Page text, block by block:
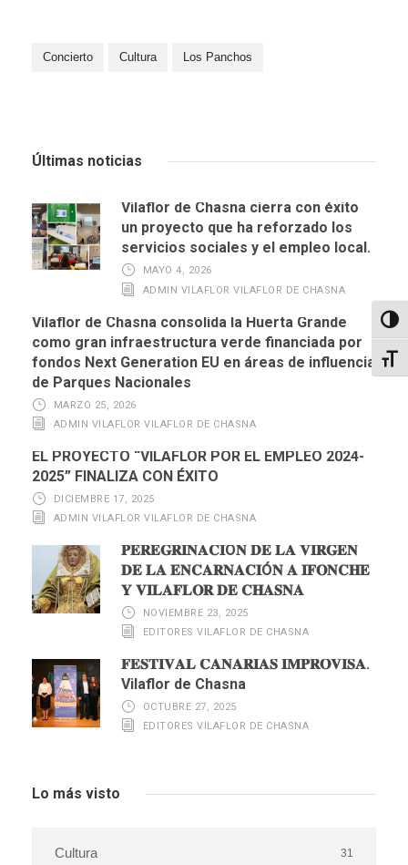
Concierto Cultura Los Panchos
Últimas noticias
Vilaflor de Chasna cierra con éxito
un proyecto que ha reforzado los
servicios sociales y el empleo local.
MAYO 4, 2026
ADMIN VILAFLOR VILAFLOR DE CHASNA
Vilaflor de Chasna consolida la Huerta Grande
como gran infraestructura verde financiada por
fondos Next Generation EU en áreas de influencia
de Parques Nacionales
MARZO 25, 2026
ADMIN VILAFLOR VILAFLOR DE CHASNA
EL PROYECTO “VILAFLOR POR EL EMPLEO 2024-
2025” FINALIZA CON ÉXITO
DICIEMBRE 17, 2025
ADMIN VILAFLOR VILAFLOR DE CHASNA
𝐏𝐄𝐑𝐄𝐆𝐑𝐈𝐍𝐀𝐂𝐈Ó𝐍 𝐃𝐄 𝐋𝐀 𝐕𝐈𝐑𝐆𝐄𝐍
𝐃𝐄 𝐋𝐀 𝐄𝐍𝐂𝐀𝐑𝐍𝐀𝐂𝐈Ó𝐍 𝐀 𝐈𝐅𝐎𝐍𝐂𝐇𝐄
𝐘 𝐕𝐈𝐋𝐀𝐅𝐋𝐎𝐑 𝐃𝐄 𝐂𝐇𝐀𝐒𝐍𝐀
NOVIEMBRE 23, 2025
EDITORES VILAFLOR DE CHASNA
𝐅𝐄𝐒𝐓𝐈𝐕𝐀𝐋 𝐂𝐀𝐍𝐀𝐑𝐈𝐀𝐒 𝐈𝐌𝐏𝐑𝐎𝐕𝐈𝐒𝐀.
Vilaflor de Chasna
OCTUBRE 27, 2025
EDITORES VILAFLOR DE CHASNA
Lo más visto
Cultura 31